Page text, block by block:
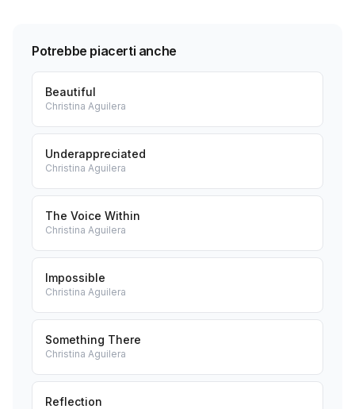
Potrebbe piacerti anche
Beautiful
Christina Aguilera
Underappreciated
Christina Aguilera
The Voice Within
Christina Aguilera
Impossible
Christina Aguilera
Something There
Christina Aguilera
Reflection